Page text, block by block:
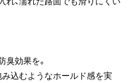
臭効果を。
込むようなホールド感を実